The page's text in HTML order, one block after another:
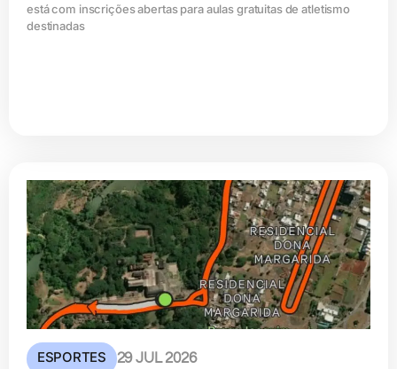
está com inscrições abertas para aulas gratuitas de atletismo
destinadas
ESPORTES 29 JUL 2026